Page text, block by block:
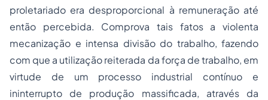
proletariado era desproporcional à remuneração até
então percebida. Comprova tais fatos a violenta
mecanização e intensa divisão do trabalho, fazendo
com que a utilização reiterada da força de trabalho, em
virtude de um processo industrial contínuo e
ininterrupto de produção massificada, através da